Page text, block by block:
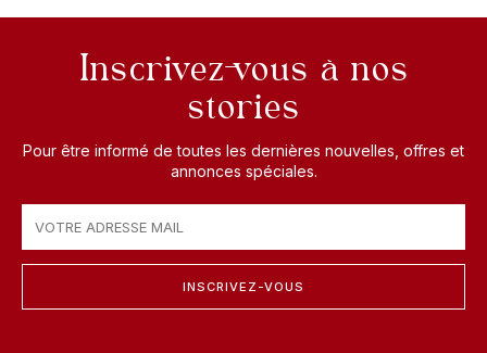
Inscrivez-vous à nos
stories
Pour être informé de toutes les dernières nouvelles, offres et
annonces spéciales.
INSCRIVEZ-VOUS